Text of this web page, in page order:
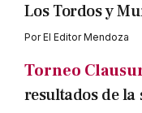
Los Tordos y
PorEl Editor Mendoza
Torneo
resultados de la